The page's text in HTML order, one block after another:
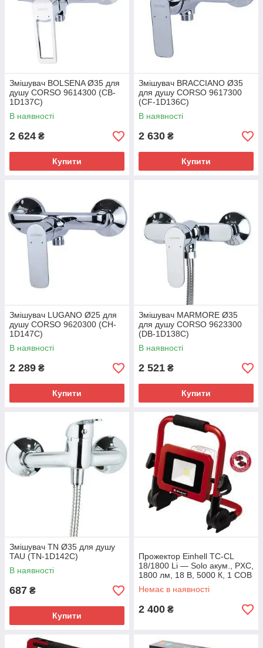
Змішувач BOLSENA Ø35 для
душу CORSO 9614300 (CB-
1D137C)
В наявності
2 624 ₴
Купити
Змішувач BRACCIANO Ø35
для душу CORSO 9617300
(CF-1D136C)
В наявності
2 630 ₴
Купити
Змішувач LUGANO Ø25 для
душу CORSO 9620300 (CH-
1D147C)
В наявності
2 289 ₴
Купити
Змішувач MARMORE Ø35
для душу CORSO 9623300
(DB-1D138C)
В наявності
2 521 ₴
Купити
Змішувач TN Ø35 для душу
TAU (TN-1D142C)
В наявності
687 ₴
Купити
Прожектор Einhell TC-CL
18/1800 Li — Solo акум., PXC,
1800 лм, 18 В, 5000 К, 1 COB
LED, 1.15 кг (без АКБ і ЗП)
Немає в наявності
2 400 ₴